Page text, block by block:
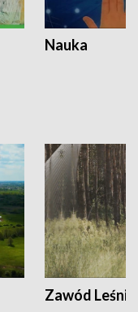
Nauka
Zawód Leśnik